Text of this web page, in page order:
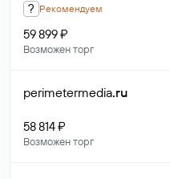
? Рекомендуем
59 899 ₽
Возможен торг
perimetermedia.ru
58 814 ₽
Возможен торг